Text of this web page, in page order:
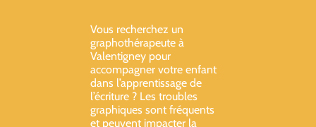
Vous recherchez un
graphothérapeute à
Valentigney pour
accompagner votre enfant
dans l’apprentissage de
l’écriture ? Les troubles
graphiques sont fréquents
et peuvent impacter la